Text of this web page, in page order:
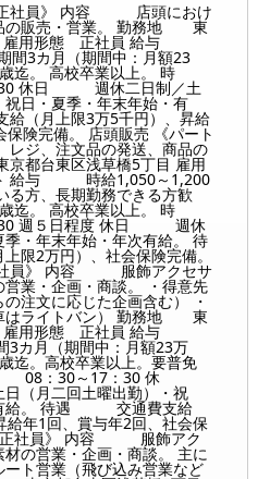
正社員》 内容 店頭におけ
の販売・営業。 勤務地 東
目 雇用形態 正社員 給与
間3カ月（期間中：月額23
。 高校卒業以上。 時
休日 週休二日制／土
日・夏季・年末年始・有
月上限3万5千円）、昇給
険完備。 店頭販売 《パート
、注文品の発送、商品の
都台東区浅草橋5丁目 雇用
給与 時給1,050～1,200
る方、長期勤務できる方歓
。 高校卒業以上。 時
週５日程度 休日 週休
・年末年始・年次有給。 待
2万円）、社会保険完備。
社員》 内容 服飾アクセサ
業・企画・商談。 ・得意先
注文に応じた企画含む） ・
はライトバン） 勤務地 東
目 雇用形態 正社員 給与
3カ月（期間中：月額23万
。高校卒業以上。要普免
08：30～17：30 休
月二回土曜出勤）・祝
有給。 待遇 交通費支給
給年1回、賞与年2回、社会保
正社員》 内容 服飾アク
の営業・企画・商談。 主に
ト営業（飛び込み営業など